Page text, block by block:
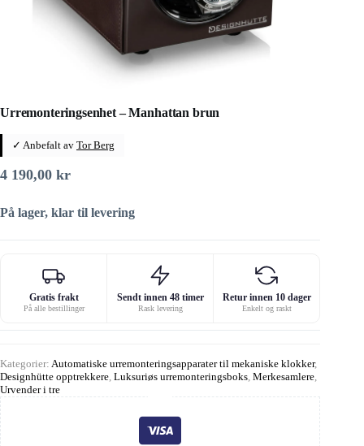
Urremonteringsenhet – Manhattan brun
✓ Anbefalt av Tor Berg
4 190,00 kr
På lager, klar til levering
Gratis frakt
På alle bestillinger
Sendt innen 48 timer
Rask levering
Retur innen 10 dager
Enkelt og raskt
Kategorier: Automatiske urremonteringsapparater til mekaniske klokker,
Designhütte opptrekkere Luksuriøs urremonteringsboks Merkesamlere
Urvender i tre